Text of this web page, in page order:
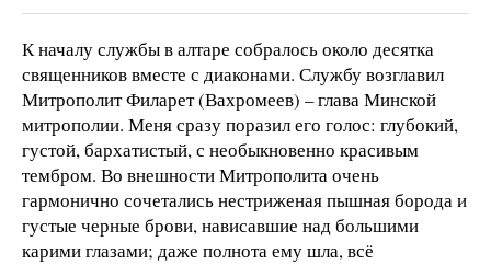
К началу службы в алтаре собралось около десятка
священников вместе с диаконами. Службу возглавил
Митрополит Филарет (Вахромеев) – глава Минской
митрополии. Меня сразу поразил его голос: глубокий,
густой, бархатистый, с необыкновенно красивым
тембром. Во внешности Митрополита очень
гармонично сочетались нестриженая пышная борода и
густые черные брови, нависавшие над большими
карими глазами; даже полнота ему шла, всё